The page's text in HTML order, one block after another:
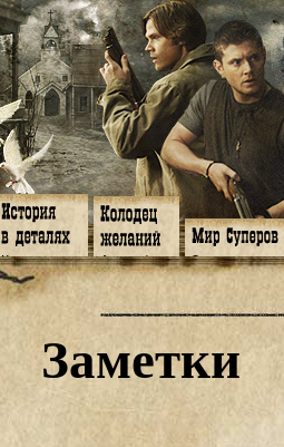
Книги
Галереи
Музыка
Видео
Субтитры
Заметки
Мысли
Откровение
Арт-кафе
Игромания
Фанфики
Фанарт
Анекдоты
Передоз
Страшилки
Знакомство
Обитатели
Семейное
Дневник
СИЗО
Суперы от и
Заметки